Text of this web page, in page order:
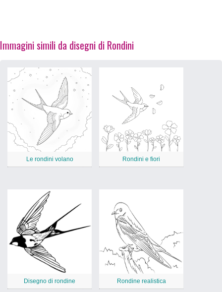
Immagini simili da disegni di Rondini
Le rondini volano Rondini e fiori
Disegno di rondine Rondine realistica